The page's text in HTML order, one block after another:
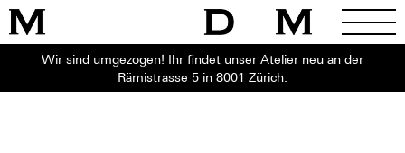
Wir sind umgezogen! Ihr findet unser Atelier neu an der
Rämistrasse 5 in 8001 Zürich.